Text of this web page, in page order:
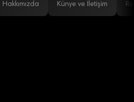
Hakkımızda Künye ve İletişim